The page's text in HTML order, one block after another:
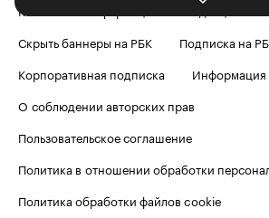
Контактная информация
Скрыть баннеры на РБК
Подписка на
Корпоративная подписка
Информация
О соблюдении авторских прав
Пользовательское соглашение
Политика в отношении обработки
Политика обработки файлов cookie